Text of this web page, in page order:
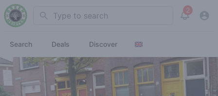
Search 2
View
Search Deals Discover